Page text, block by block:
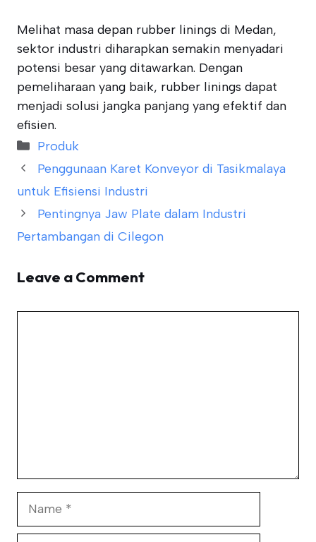
Melihat masa depan rubber linings di Medan,
sektor industri diharapkan semakin menyadari
potensi besar yang ditawarkan. Dengan
pemeliharaan yang baik, rubber linings dapat
menjadi solusi jangka panjang yang efektif dan
efisien.
Categories
Produk
Penggunaan Karet Konveyor di Tasikmalaya
untuk Efisiensi Industri
Pentingnya Jaw Plate dalam Industri
Pertambangan di Cilegon
Leave a Comment